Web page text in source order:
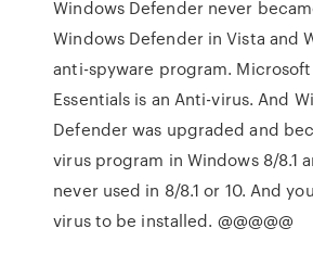
Windows Defender never
Windows Defender in Vista and
anti-spyware program.
Essentials is an Anti-virus. And
Defender was upgraded and
virus program in Windows 8/8.1
never used in 8/8.1 or 10. And
virus to be installed. @@@@@